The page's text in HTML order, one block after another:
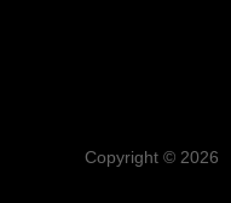
Copyright © 2026